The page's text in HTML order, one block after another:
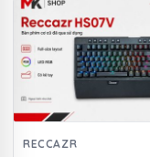
RECCAZR